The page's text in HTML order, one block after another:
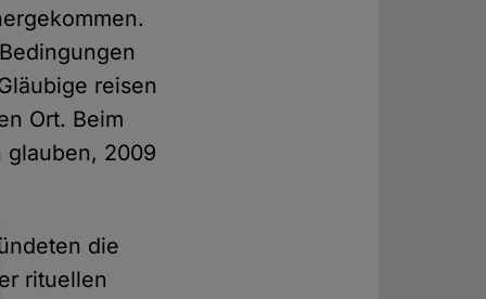
reisen
Ort. Beim
glauben, 2009
die
rituellen